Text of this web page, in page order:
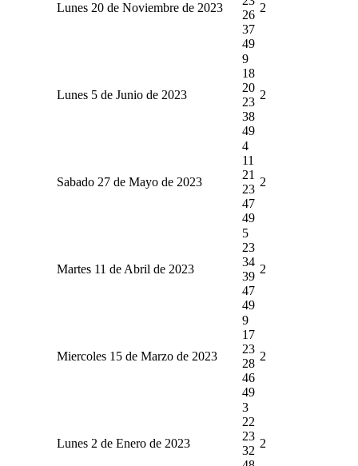
Lunes 20 de Noviembre de 2023
26
37
49
2
Lunes 5 de Junio de 2023
9
18
20
23
38
49
2
Sabado 27 de Mayo de 2023
4
11
21
23
47
49
2
Martes 11 de Abril de 2023
5
23
34
39
47
49
2
Miercoles 15 de Marzo de 2023
9
17
23
28
46
49
2
Lunes 2 de Enero de 2023
3
22
23
32
2